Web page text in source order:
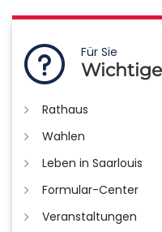
Für Sie
Rathaus
Wahlen
Leben in Saarlouis
Formular-Center
Veranstaltungen